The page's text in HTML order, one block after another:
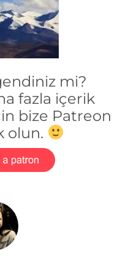
mi?
fazla içerik
bize Patreon
olun.